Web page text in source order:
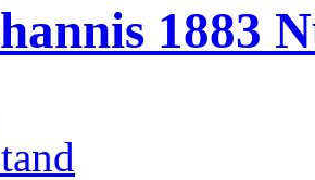
1883